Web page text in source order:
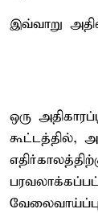
இவ்வாறு
ஒரு
கூட்டத்தில்,